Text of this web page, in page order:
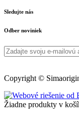
Sledujte nás
Odber noviniek
Copyright ©
Žiadne produkty v